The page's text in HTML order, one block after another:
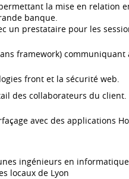
la mise en relation
banque.
un prestataire pour les
framework) communiquant
front et la sécurité web.
des collaborateurs du client.
avec des applications
ingénieurs en informatique.
locaux de Lyon